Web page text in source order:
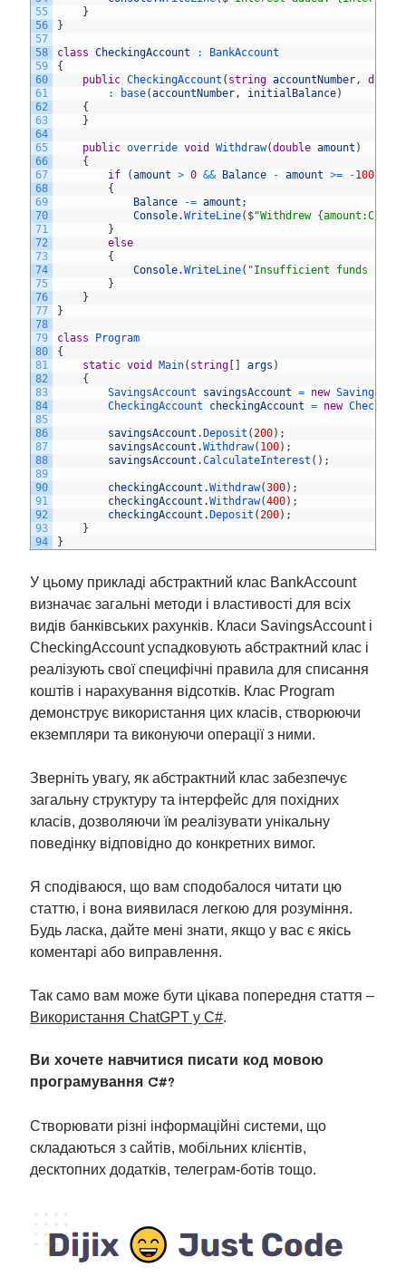
55
56
57
58
59
60
61
62
63
64
65
66
67
68
69
70
71
72
73
74
75
76
77
78
79
80
81
82
83
84
85
86
87
88
89
90
91
92
93
94
}
}
class CheckingAccount :
BankAccount
{
public CheckingAccount ( string accountNumber,
double
:
base(accountNumber, initialBalance)
{
}
public override void Withdraw(double amount )
{
if
(amount > 0 && Balance - amount >= -100
{
Balance
-= amount ;
Console.WriteLine( $"Withdrew {amount:C}.
}
else
{
Console.WriteLine( "Insufficient funds for
}
}
}
class
Program
{
static void Main( string args )
{
SavingsAccount savingsAccount = new
CheckingAccount checkingAccount = new
savingsAccount . Deposit (200) ;
savingsAccount .Withdraw( 100) ;
savingsAccount .CalculateInterest ( ) ;
checkingAccount .Withdraw(300) ;
checkingAccount .Withdraw(400) ;
checkingAccount . Deposit (200) ;
}
}
У цьому прикладі абстрактний клас BankAccount
визначає загальні методи і властивості для всіх
видів банківських рахунків. Класи SavingsAccount і
CheckingAccount успадковують абстрактний клас і
реалізують свої специфічні правила для списання
коштів і нарахування відсотків. Клас Program
демонструє використання цих класів, створюючи
екземпляри та виконуючи операції з ними.
Зверніть увагу, як абстрактний клас забезпечує
загальну структуру та інтерфейс для похідних
класів, дозволяючи їм реалізувати унікальну
поведінку відповідно до конкретних вимог.
Я сподіваюся, що вам сподобалося читати цю
статтю, і вона виявилася легкою для розуміння.
Будь ласка, дайте мені знати, якщо у вас є якісь
коментарі або виправлення.
Так само вам може бути цікава попередня стаття –
Використання ChatGPT у C#.
Ви хочете навчитися писати код мовою
програмування C#?
Створювати різні інформаційні системи, що
складаються з сайтів, мобільних клієнтів,
десктопних додатків, телеграм-ботів тощо.